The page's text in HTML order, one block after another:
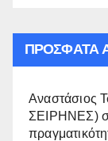
ΠΡΌΣΦΑΤΑ
Αναστάσιος
ΣΕΙΡΗΝΕΣ)